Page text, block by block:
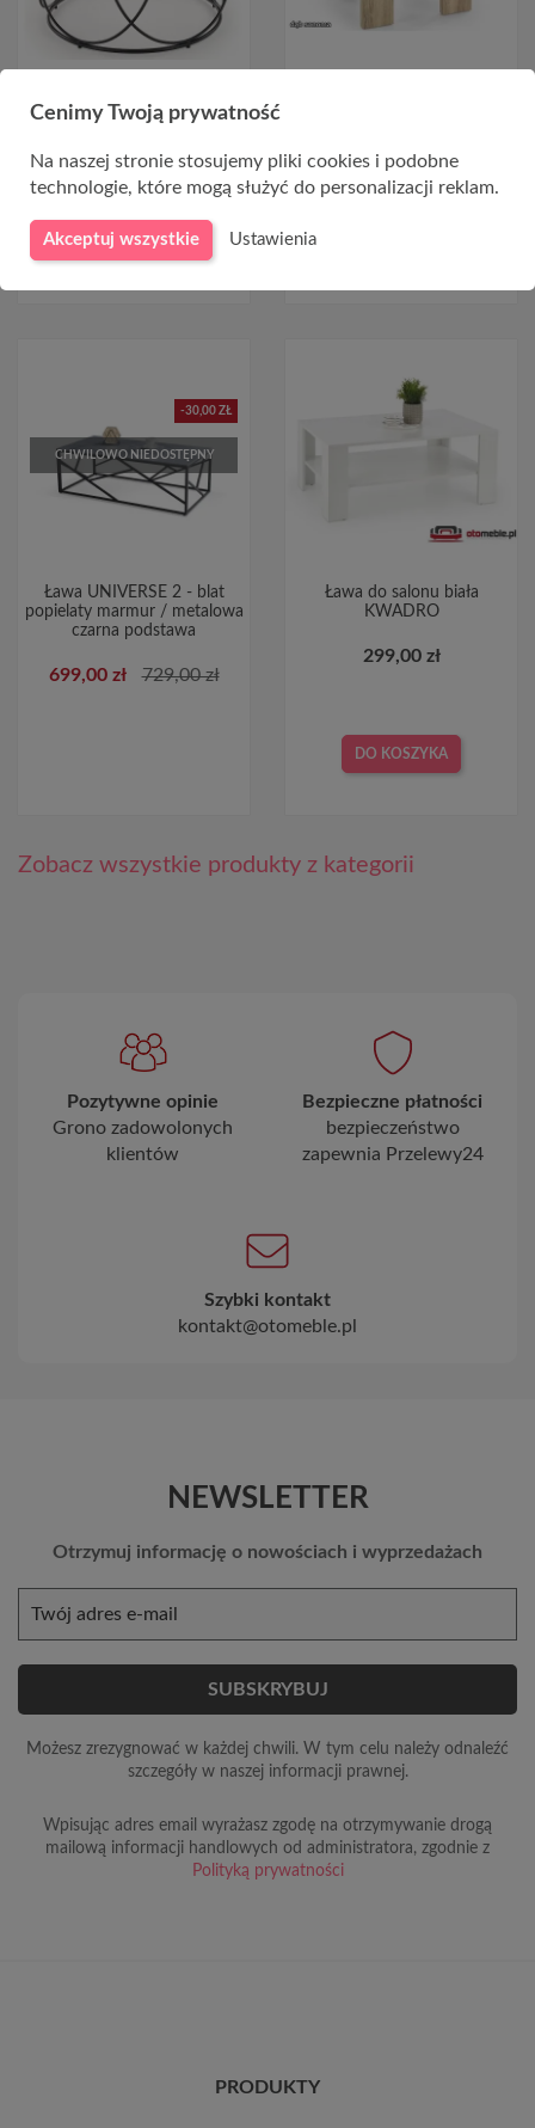
DO KOSZYKA
299,00 zł
-30,00 ZŁ
CHWILOWO NIEDOSTĘPNY
Ława UNIVERSE 2 - blat
popielaty marmur / metalowa
czarna podstawa
699,00 zł 729,00 zł
Ława do salonu biała
KWADRO
299,00 zł
DO KOSZYKA
Zobacz wszystkie produkty z kategorii
Pozytywne opinie
Grono zadowolonych
klientów
Bezpieczne płatności
bezpieczeństwo
zapewnia Przelewy24
Szybki kontakt
kontakt@otomeble.pl
NEWSLETTER
Otrzymuj informację o nowościach i wyprzedażach
Możesz zrezygnować w każdej chwili. W tym celu należy odnaleźć
szczegóły w naszej informacji prawnej.
Wpisując adres email wyrażasz zgodę na otrzymywanie drogą
mailową informacji handlowych od administratora, zgodnie z
Polityką prywatności
PRODUKTY
Cenimy Twoją prywatność
Na naszej stronie stosujemy pliki cookies i podobne
technologie, które mogą służyć do personalizacji reklam.
Akceptuj wszystkie Ustawienia